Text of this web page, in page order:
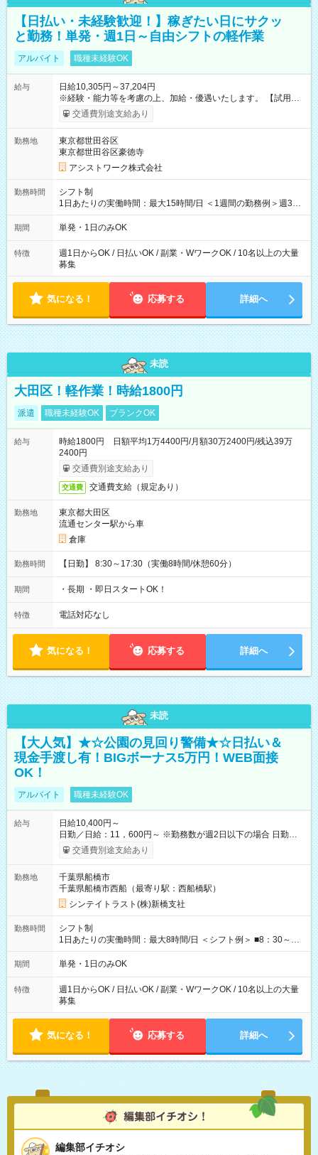
【日払い・未経験歓迎！】稼ぎたい日にサクッ
と勤務！単発・週1日～自由シフトの軽作業
アルバイト 職種未経験OK
給与
日給10,305円～37,204円
※経験・能力等を考慮の上、加給・優遇いたします。 【試用期
間】試用期間なし
交通費別途支給あり
勤務地
東京都世田谷区
東京都世田谷区豪徳寺
アシストワーク株式会社
勤務時間
シフト制
1日あたりの実働時間：最大15時間/日 ＜1週間の勤務例＞週3回
勤務 勤務：月・水・金 休み：火・木・土・日 好きな時にお仕事
可能です！ ※1日あたりの最大実働時間は日勤、夜勤共に勤務し
期間 単発・1日のみOK
特徴
週1日からOK / 日払いOK / 副業・WワークOK / 10名以上の大量
募集
気になる！ 応募する 詳細へ
未読
大田区！軽作業！時給1800円
派遣 職種未経験OK ブランクOK
給与
時給1800円 日額平均1万4400円/月額30万2400円/残込39万
2400円
交通費別途支給あり
交通費 交通費支給（規定あり）
勤務地
東京都大田区
流通センター駅から車
倉庫
勤務時間 【日勤】 8:30～17:30（実働8時間/休憩60分）
期間 ・長期 ・即日スタートOK！
特徴 電話対応なし
気になる！ 応募する 詳細へ
未読
【大人気】★☆公園の見回り警備★☆日払い＆
現金手渡し有！BIGボーナス5万円！WEB面接
OK！
アルバイト 職種未経験OK
給与
日給10,400円～
日勤／日給：11，600円～ ※勤務数が週2日以下の場合 日勤／日
給：10，400円 ■交通費別途全額支給 ※規定あり ■支払方法：日
払い └日給のうち7，000円を現金先払い ※稼働分 ※週払い・月
当あり ■日給保障あり └早く終わっても”全額”支給！ ::::: ::::: :::::
≪ 法定研修 ≫ 研修時の給与： 日給10，000円×3日間（24
時間） ＝研修費として合計30，000円支給 ＋交通費全額支給 ※
規定あり 【試用期間】試用期間なし
交通費別途支給あり
勤務地
千葉県船橋市
千葉県船橋市西船（最寄り駅：西船橋駅）
シンテイトラスト(株)新橋支社
勤務時間
シフト制
1日あたりの実働時間：最大8時間/日 ＜シフト例＞ ■8：30～
17：30 ■9：00～18：00 など！ 上記時間内で、 実働8時
間・休憩1時間／日
期間 単発・1日のみOK
特徴
週1日からOK / 日払いOK / 副業・WワークOK / 10名以上の大量
募集
気になる！ 応募する 詳細へ
編集部イチオシ